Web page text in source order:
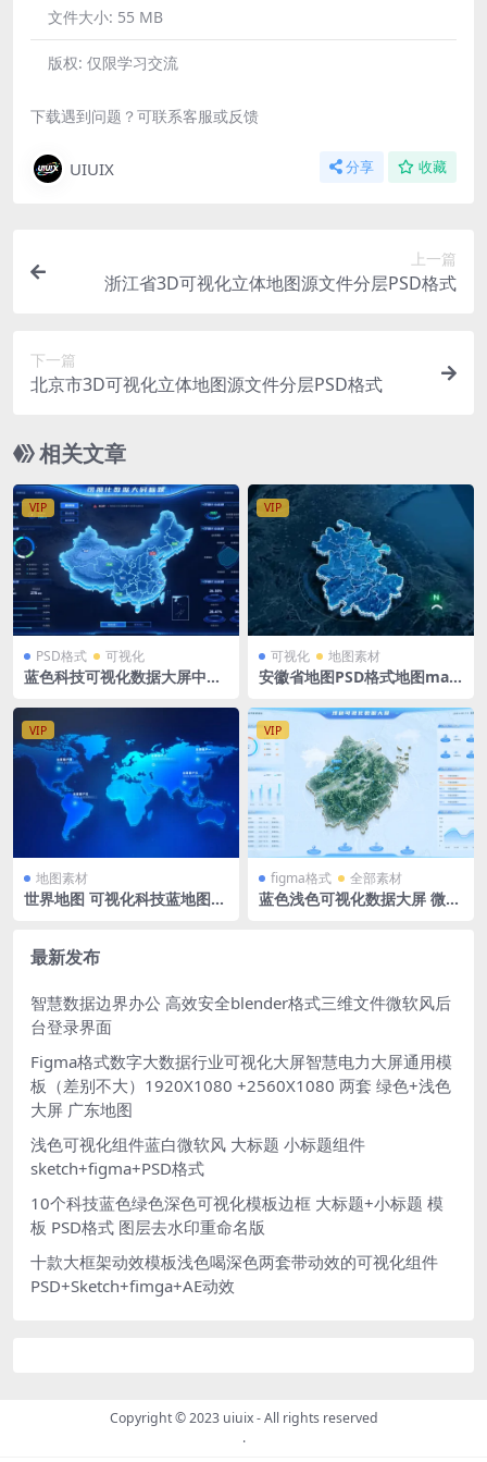
文件大小: 55 MB
版权: 仅限学习交流
下载遇到问题？可联系客服或反馈
UIUIX 分享 收藏
上一篇
浙江省3D可视化立体地图源文件分层PSD格式
下一篇
北京市3D可视化立体地图源文件分层PSD格式
相关文章
VIP
PSD格式 可视化
蓝色科技可视化数据大屏中国
件 1920*1080px分辨率
VIP
可视化 地图素材
安徽省地图PSD格式地图map
0x1080PX
VIP
地图素材
世界地图 可视化科技蓝地图m
VIP
figma格式 全部素材
蓝色浅色可视化数据大屏 微软
最新发布
智慧数据边界办公 高效安全blender格式三维文件微软风后
台登录界面
Figma格式数字大数据行业可视化大屏智慧电力大屏通用模
板（差别不大）1920X1080 +2560X1080 两套 绿色+浅色
大屏 广东地图
浅色可视化组件蓝白微软风 大标题 小标题组件
sketch+figma+PSD格式
10个科技蓝色绿色深色可视化模板边框 大标题+小标题 模
板 PSD格式 图层去水印重命名版
十款大框架动效模板浅色喝深色两套带动效的可视化组件
PSD+Sketch+fimga+AE动效
Copyright © 2023 uiuix- All rights reserved
.